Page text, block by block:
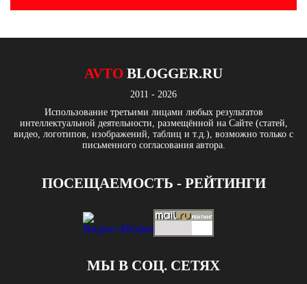
AVTO BLOGGER.RU
2011 - 2026
Использование третьими лицами любых результатов
интеллектуальной деятельности, размещённой на Сайте (статей,
видео, логотипов, изображений, таблиц и т.д.), возможно только с
письменного согласования автора.
ПОСЕЩАЕМОСТЬ - РЕЙТИНГИ
МЫ В СОЦ. СЕТЯХ